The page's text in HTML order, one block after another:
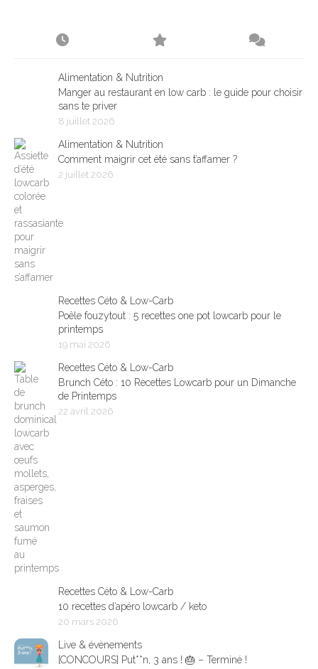
Alimentation & Nutrition
Manger au restaurant en low carb : le guide pour choisir
sans te priver
8 juillet 2026
Alimentation & Nutrition
Comment maigrir cet été sans t’affamer ?
2 juillet 2026
Recettes Céto & Low-Carb
Poêle fouzytout : 5 recettes one pot lowcarb pour le
printemps
19 mai 2026
Recettes Céto & Low-Carb
Brunch Céto : 10 Recettes Lowcarb pour un Dimanche
de Printemps
22 avril 2026
Recettes Céto & Low-Carb
10 recettes d’apéro lowcarb / keto
20 mars 2026
Live & évènements
[CONCOURS] Put**n, 3 ans ! 🎂 – Terminé !